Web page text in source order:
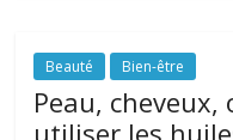
Beauté Bien-être
Peau,
utiliser les